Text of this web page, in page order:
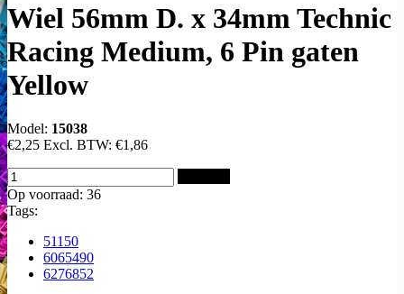
Wiel 56mm D. x 34mm Technic
Racing Medium, 6 Pin gaten
Yellow
Model: 15038
€2,25 Excl. BTW: €1,86
Op voorraad: 36
Tags:
51150
6065490
6276852